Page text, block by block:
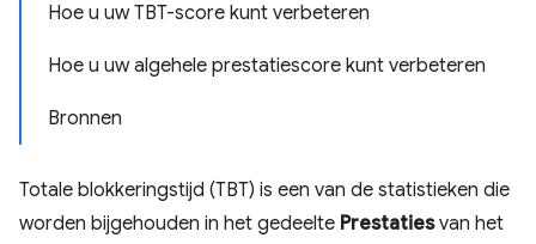
Hoe u uw TBT-score kunt verbeteren
Hoe u uw algehele prestatiescore kunt verbeteren
Bronnen
Totale blokkeringstijd (TBT) is een van de statistieken die
worden bijgehouden in het gedeelte Prestatiesvan het